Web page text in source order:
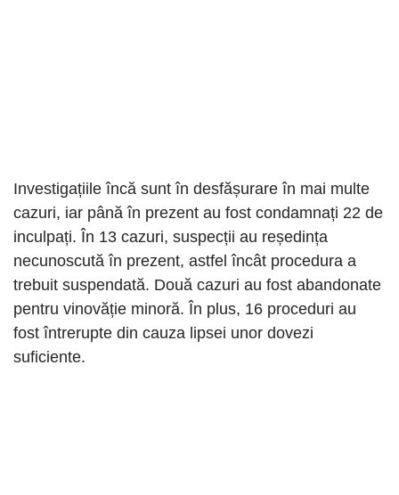
Investigațiile încă sunt în desfășurare în mai multe
cazuri, iar până în prezent au fost condamnați 22 de
inculpați. În 13 cazuri, suspecții au reședința
necunoscută în prezent, astfel încât procedura a
trebuit suspendată. Două cazuri au fost abandonate
pentru vinovăție minoră. În plus, 16 proceduri au
fost întrerupte din cauza lipsei unor dovezi
suficiente.